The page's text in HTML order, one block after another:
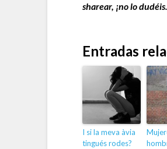
sharear, ¡no lo
Entradas
I si la meva àvia
tingués rodes?